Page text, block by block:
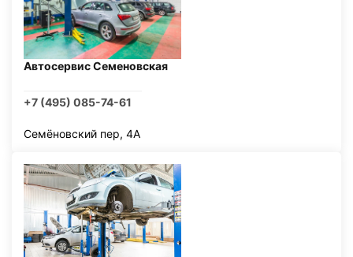
Автосервис Семеновская
+7 (495) 085-74-61
Семёновский пер, 4А